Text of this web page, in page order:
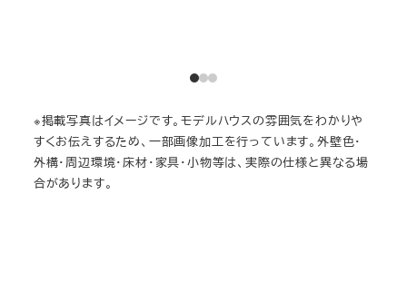
※掲載写真はイメージです。モデルハウスの雰囲気をわかりや
すくお伝えするため、一部画像加工を行っています。外壁色・
外構・周辺環境・床材・家具・小物等は、実際の仕様と異なる場
合があります。